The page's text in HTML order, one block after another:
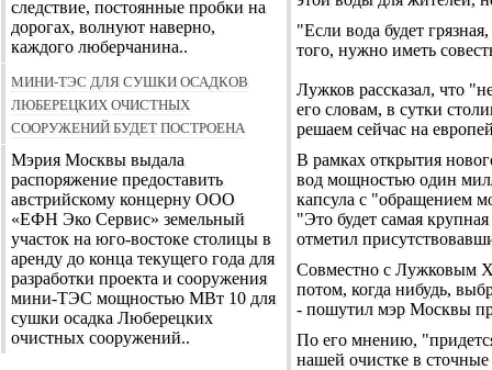
"Если вода будет
того, нужно иметь
Лужков рассказал, что
его словам, в сутки
решаем сейчас на
В рамках открытия
вод мощностью один
капсула с "обращением
"Это будет самая
отметил
Совместно с Лужковым
потом, когда нибудь,
- пошутил мэр Москвы
По его мнению,
нашей очистке в
следствие, постоянные пробки на
дорогах, волнуют наверно,
каждого люберчанина..
Мини-ТЭС для сушки осадков
Люберецких очистных
сооружений будет построена
Мэрия Москвы выдала
распоряжение предоставить
австрийскому концерну ООО
«ЕФН Эко Сервис» земельный
участок на юго-востоке столицы в
аренду до конца текущего года для
разработки проекта и сооружения
мини-ТЭС мощностью МВт 10 для
сушки осадка Люберецких
очистных сооружений..